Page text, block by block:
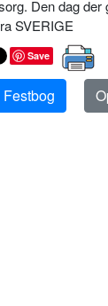
Den dag
SVERIGE
Save